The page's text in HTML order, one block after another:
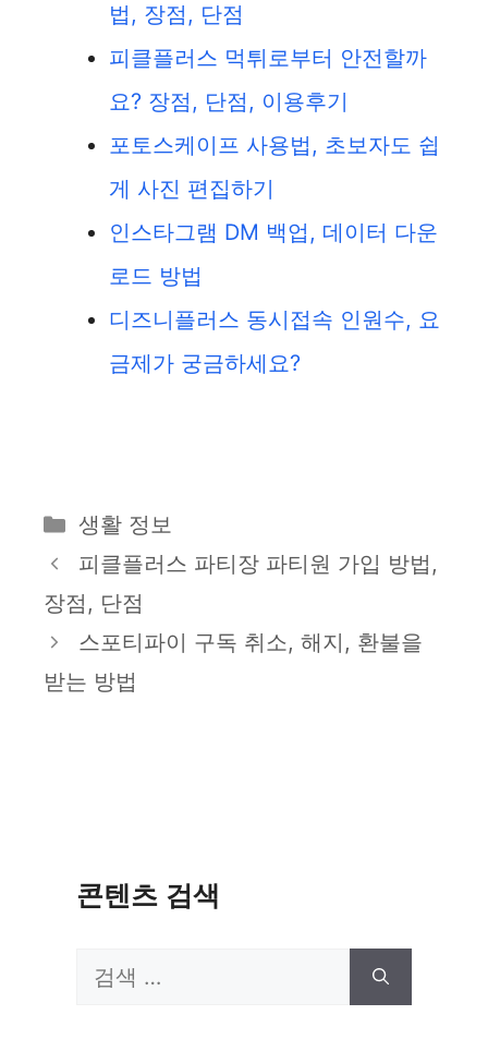
법, 장점, 단점
피클플러스 먹튀로부터 안전할까
요? 장점, 단점, 이용후기
포토스케이프 사용법, 초보자도 쉽
게 사진 편집하기
인스타그램 DM 백업, 데이터 다운
로드 방법
디즈니플러스 동시접속 인원수, 요
금제가 궁금하세요?
카
테
리
생활 정보
피클플러스 파티장 파티원 가입 방법,
장점, 단점
스포티파이 구독 취소, 해지, 환불을
받는 방법
콘텐츠 검색
검